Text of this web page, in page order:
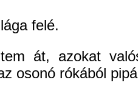
felé.
át, azokat
osonó rókából